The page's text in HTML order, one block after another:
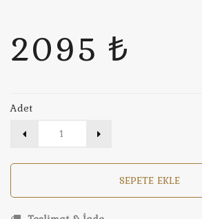
2095 ₺
Adet
SEPETE EKLE